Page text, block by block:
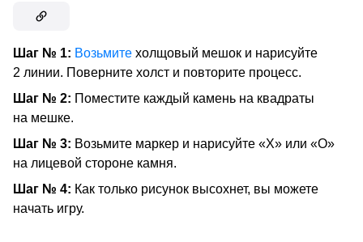
Шаг № 1: Возьмите холщовый мешок и нарисуйте
2 линии. Поверните холст и повторите процесс.
Шаг № 2: Поместите каждый камень на квадраты
на мешке.
Шаг № 3: Возьмите маркер и нарисуйте «X» или «O»
на лицевой стороне камня.
Шаг № 4: Как только рисунок высохнет, вы можете
начать игру.